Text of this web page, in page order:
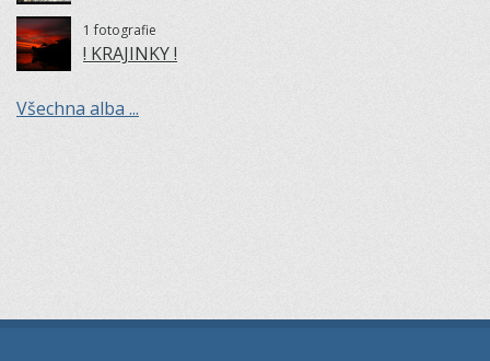
1 fotografie
! KRAJINKY !
Všechna alba ...